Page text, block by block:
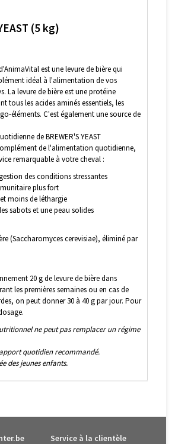
(5 kg)
d'AnimaVital est une levure de bière qui
idéal à l'alimentation de vos
La levure de bière est une protéine
tous les acides aminés essentiels, les
éléments. C'est également une source de
de BREWER'S YEAST
de l'alimentation quotidienne,
remarquable à votre cheval :
des conditions stressantes
plus fort
moins de léthargie
sabots et une peau solides
(Saccharomyces cerevisiae), éliminé par
20 g de levure de bière dans
les premières semaines ou en cas de
on peut donner 30 à 40 g par jour. Pour
ne peut pas remplacer un régime
quotidien recommandé.
des jeunes enfants.
Service à la clientèle